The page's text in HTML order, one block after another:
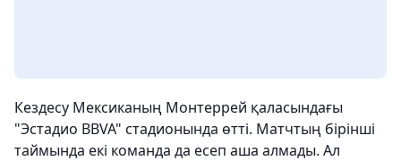
Кездесу Мексиканың Монтеррей қаласындағы
"Эстадио BBVA" стадионында өтті. Матчтың бірінші
таймында екі команда да есеп аша алмады. Ал